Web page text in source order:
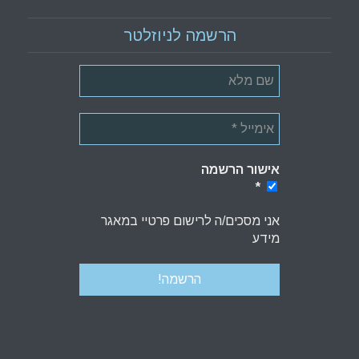
הרשמה לניוזלטר
אישור הרשמה
*
אני מסכים/ה לרישום פרטיי במאגר
מידע